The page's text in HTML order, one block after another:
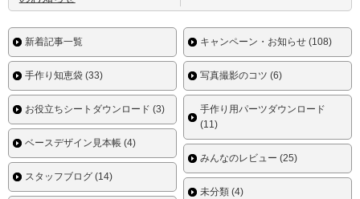
新着記事一覧 キャンペーン・お知らせ (108)
手作り知恵袋 (33) 写真撮影のコツ (6)
お役立ちシートダウンロード (3)
手作り用パーツダウンロード
(11)
ベースデザイン見本帳 (4)
みんなのレビュー (25)
スタッフブログ (14)
未分類 (4)